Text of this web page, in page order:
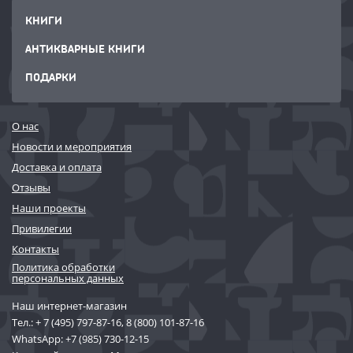
magica, sensuale e tollerante, con i suoi antichi hamam, i palazzi
scomparsi.
КНИГИ
АНТИКВАРНЫЕ КНИГИ
ПОДАРКИ
О нас
Новости и мероприятия
Доставка и оплата
Отзывы
Наши проекты
Привилегии
Контакты
Политика обработки
персональных данных
Наш интернет-магазин
Тел.:+ 7 (495) 797-87-16,8 (800) 101-87-16
WhatsApp:+7 (985) 730-12-15